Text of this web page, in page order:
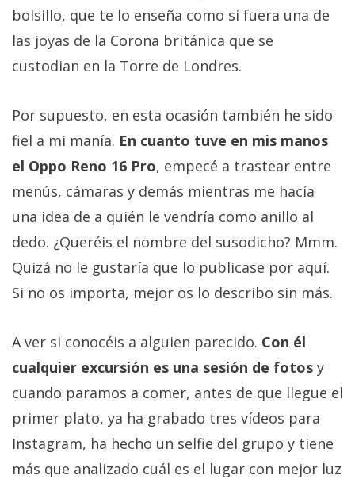
bolsillo, que te lo enseña como si fuera una de
las joyas de la Corona británica que se
custodian en la Torre de Londres.
Por supuesto, en esta ocasión también he sido
fiel a mi manía. En cuanto tuve en mis manos
el Oppo Reno 16 Pro, empecé a trastear entre
menús, cámaras y demás mientras me hacía
una idea de a quién le vendría como anillo al
dedo. ¿Queréis el nombre del susodicho? Mmm.
Quizá no le gustaría que lo publicase por aquí.
Si no os importa, mejor os lo describo sin más.
A ver si conocéis a alguien parecido. Con él
cualquier excursión es una sesión de fotos y
cuando paramos a comer, antes de que llegue el
primer plato, ya ha grabado tres vídeos para
Instagram, ha hecho un selfie del grupo y tiene
más que analizado cuál es el lugar con mejor luz